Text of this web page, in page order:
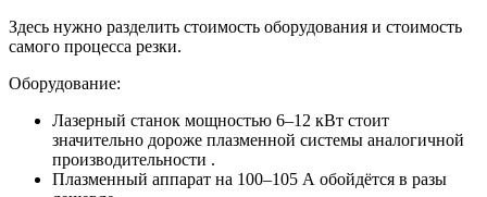
Здесь нужно разделить стоимость оборудования и стоимость
самого процесса резки.
Оборудование:
Лазерный станок мощностью 6–12 кВт стоит
значительно дороже плазменной системы аналогичной
производительности .
Плазменный аппарат на 100–105 А обойдётся в разы